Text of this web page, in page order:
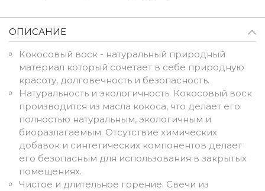
ОПИСАНИЕ
Кокосовый воск - натуральный природный
материал который сочетает в себе природную
красоту, долговечность и безопасность.
Натуральность и экологичность. Кокосовый воск
производится из масла кокоса, что делает его
полностью натуральным, экологичным и
биоразлагаемым. Отсутствие химических
добавок и синтетических компонентов делает
его безопасным для использования в закрытых
помещениях.
Чистое и длительное горение. Свечи из